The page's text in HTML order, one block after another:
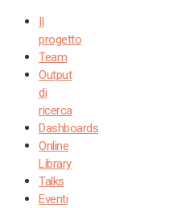
Il
progetto
Team
Output
di
ricerca
Dashboards
Online
Library
Talks
Eventi